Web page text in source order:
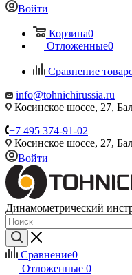
Войти
Корзина0
Отложенные0
Сравнение
info@tohnichirussia.ru
Косинское шоссе, 27,
+7 495 374-91-02
Косинское шоссе, 27,
Войти
Динамометрический
Сравнение0
Отложенные 0